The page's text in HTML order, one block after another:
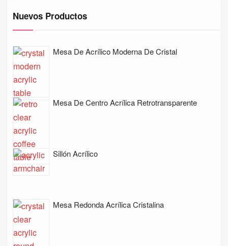
Nuevos Productos
Mesa De Acrílico Moderna De Cristal
Mesa De Centro Acrílica Retrotransparente
Sillón Acrílico
Mesa Redonda Acrílica Cristalina